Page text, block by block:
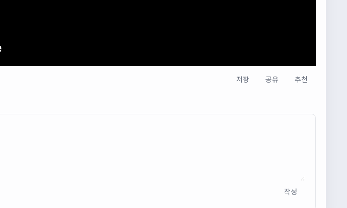
저장 공유 추천
작성